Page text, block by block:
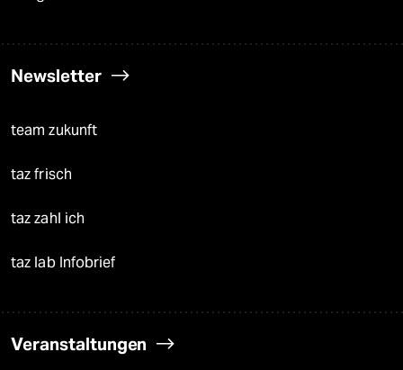
Newsletter
team zukunft
taz frisch
taz zahl ich
taz lab Infobrief
Veranstaltungen